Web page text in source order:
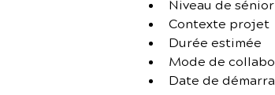
Niveau de
Contexte projet
Durée estimée
Mode de
Date de